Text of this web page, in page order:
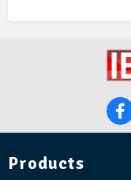
Products